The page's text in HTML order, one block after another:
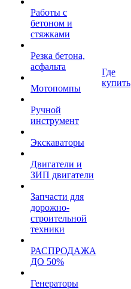
Работы с
бетоном и
стяжками
Резка бетона,
асфальта
Мотопомпы
Ручной
инструмент
Экскаваторы
Двигатели и
ЗИП двигатели
Запчасти для
дорожно-
строительной
техники
РАСПРОДАЖА
ДО 50%
Генераторы
Где
купить